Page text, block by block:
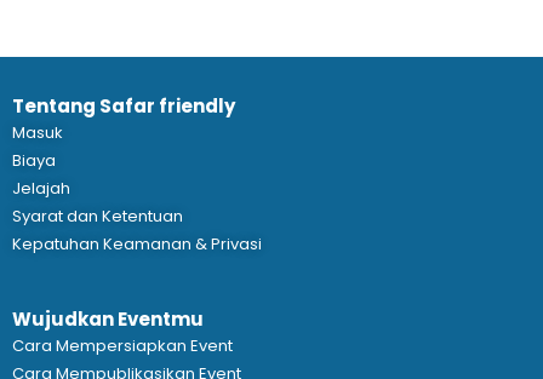
Tentang Safar friendly
Masuk
Biaya
Jelajah
Syarat dan Ketentuan
Kepatuhan Keamanan & Privasi
Wujudkan Eventmu
Cara Mempersiapkan Event
Cara Mempublikasikan Event